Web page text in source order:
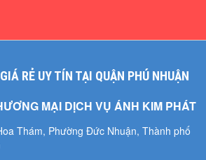
RẺ UY TÍN TẠI QUẬN PHÚ NHUẬN
MẠI DỊCH VỤ ÁNH KIM PHÁT
Thám, Phường Đức Nhuận, Thành phố